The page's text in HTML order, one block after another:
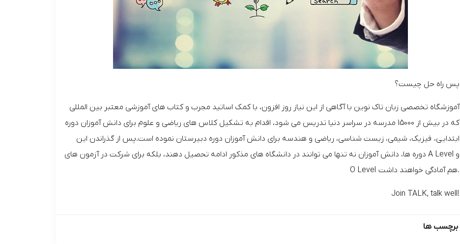
پس راه حل چیست؟
آموزشگاه تخصصی زبان تاک نوین با آگاهی از این نیاز روز افزون، با کمک اساتید مجرب و کتاب های آموزشی معتبر بین المللی
که در بیش از 15000 مدرسه در سراسر دنیا تدریس می شود، اقدام به تشکیل کلاس های ریاضی و علوم برای دانش آموزان دوره
ابتدایی، فیزیک، شیمی، زیست شناسی، ریاضی و هندسه برای دانش آموزان دوره دبیرستان نموده است.پس از گذراندن این
دوره ها، دانش آموزان نه تنها می توانند در دانشگاه های مذکور ادامه تحصیل دهند، بلکه برای شرکت در آزمون های A Level و
O Level هم آمادگی خواهند داشت.
Join TALK, talk well!
برچسب ها